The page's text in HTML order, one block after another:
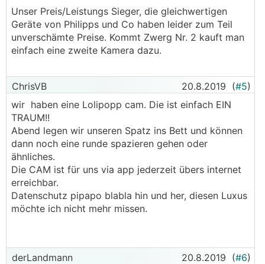
Unser Preis/Leistungs Sieger, die gleichwertigen
Geräte von Philipps und Co haben leider zum Teil
unverschämte Preise. Kommt Zwerg Nr. 2 kauft man
einfach eine zweite Kamera dazu.
ChrisVB 20.8.2019 (#5)
wir haben eine Lolipopp cam. Die ist einfach EIN
TRAUM!!
Abend legen wir unseren Spatz ins Bett und können
dann noch eine runde spazieren gehen oder
ähnliches.
Die CAM ist für uns via app jederzeit übers internet
erreichbar.
Datenschutz pipapo blabla hin und her, diesen Luxus
möchte ich nicht mehr missen.
derLandmann 20.8.2019 (#6)